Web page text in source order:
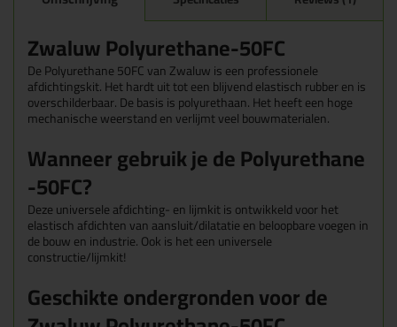
Zwaluw Polyurethane-50FC
De Polyurethane 50FC van Zwaluw is een professionele
afdichtingskit. Het hardt uit tot een blijvend elastisch rubber en is
overschilderbaar. De basis is polyurethaan. Het heeft een hoge
mechanische weerstand en verlijmt veel bouwmaterialen.
Wanneer gebruik je de Polyurethane
-50FC?
Deze universele afdichting- en lijmkit is ontwikkeld voor het
elastisch afdichten van aansluit/dilatatie en beloopbare voegen in
de bouw en industrie. Ook is het een universele
constructie/lijmkit!
Geschikte ondergronden voor de